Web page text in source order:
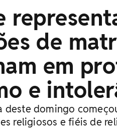
de
em
e
deste domingo
religiosos e fiéis de